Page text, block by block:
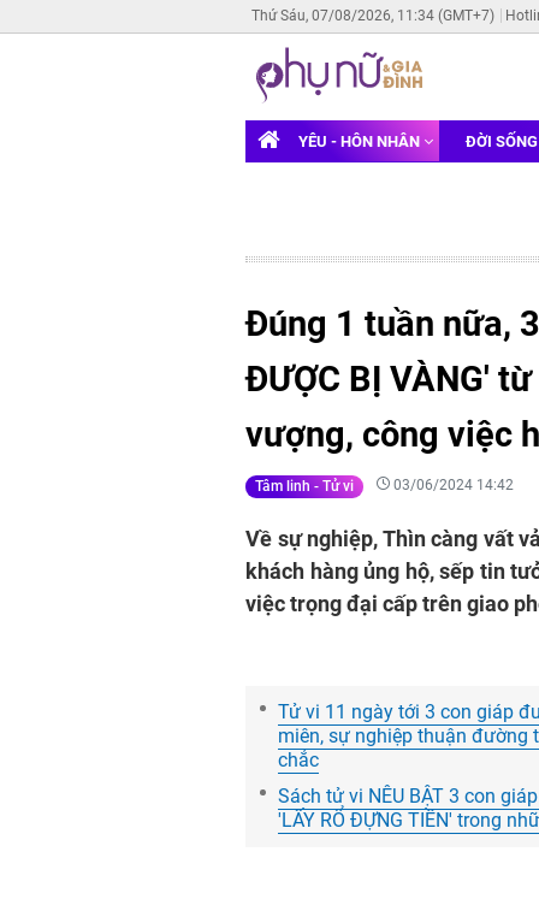
Thứ Sáu, 07/08/2026, 11:34 (GMT+7)
YÊU - HÔN NHÂN ĐỜI
Đúng 1 tuần nữa,
ĐƯỢC BỊ VÀNG'
vượng, công việc
Tâm linh - Tử vi 03/06/2024 14:42
Về sự nghiệp, Thìn càng vất
khách hàng ủng hộ, sếp tin
việc trọng đại cấp trên giao
Tử vi 11 ngày tới 3 con giáp
miên, sự nghiệp thuận đường
chắc
Sách tử vi NÊU BẬT 3 con
'LẤY RỔ ĐỰNG TIỀN' trong